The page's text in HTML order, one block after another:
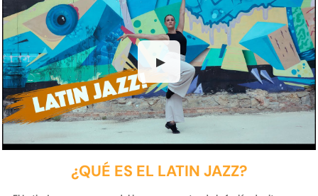
▶
¿QUÉ ES EL LATIN JAZZ?